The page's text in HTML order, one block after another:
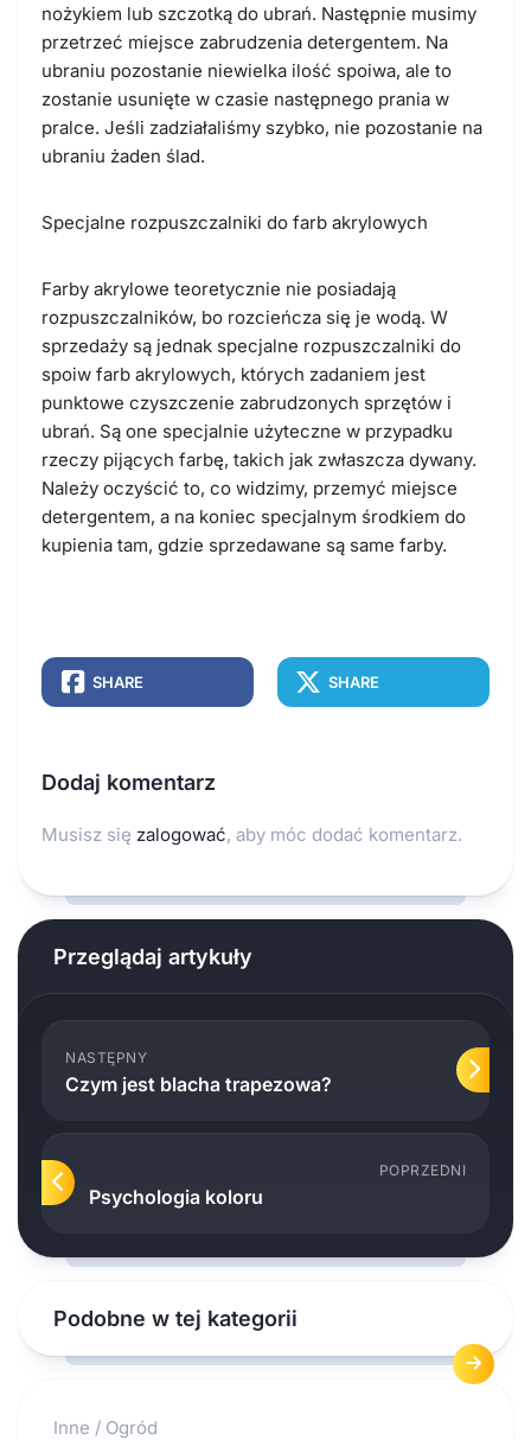
nożykiem lub szczotką do ubrań. Następnie musimy
przetrzeć miejsce zabrudzenia detergentem. Na
ubraniu pozostanie niewielka ilość spoiwa, ale to
zostanie usunięte w czasie następnego prania w
pralce. Jeśli zadziałaliśmy szybko, nie pozostanie na
ubraniu żaden ślad.
Specjalne rozpuszczalniki do farb akrylowych
Farby akrylowe teoretycznie nie posiadają
rozpuszczalników, bo rozcieńcza się je wodą. W
sprzedaży są jednak specjalne rozpuszczalniki do
spoiw farb akrylowych, których zadaniem jest
punktowe czyszczenie zabrudzonych sprzętów i
ubrań. Są one specjalnie użyteczne w przypadku
rzeczy pijących farbę, takich jak zwłaszcza dywany.
Należy oczyścić to, co widzimy, przemyć miejsce
detergentem, a na koniec specjalnym środkiem do
kupienia tam, gdzie sprzedawane są same farby.
SHARE SHARE
Dodaj komentarz
Musisz się zalogować, aby móc dodać komentarz.
Przeglądaj artykuły
NASTĘPNY
Czym jest blacha trapezowa?
POPRZEDNI
Psychologia koloru
Podobne w tej kategorii
Inne / Ogród